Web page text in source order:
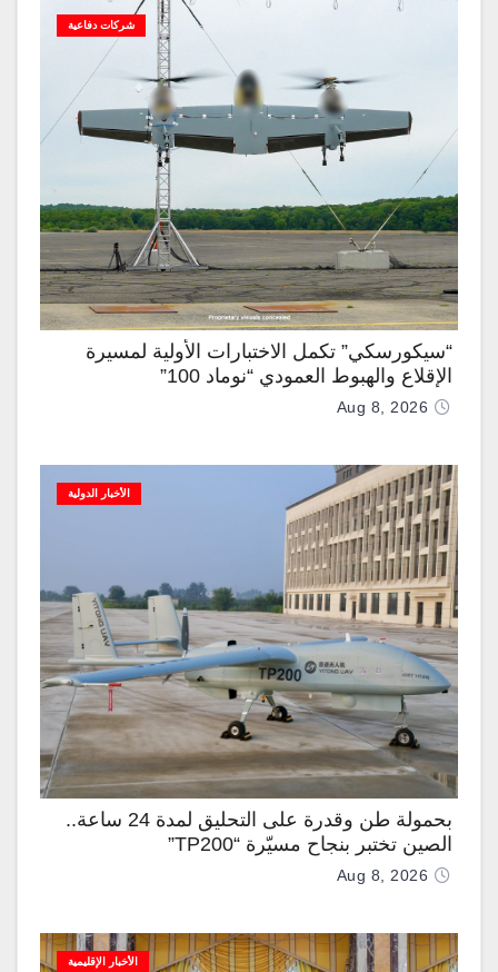
شركات دفاعية
“سيكورسكي” تكمل الاختبارات الأولية لمسيرة
الإقلاع والهبوط العمودي “نوماد 100”
Aug 8, 2026
الأخبار الدولية
بحمولة طن وقدرة على التحليق لمدة 24 ساعة..
الصين تختبر بنجاح مسيّرة “TP200”
Aug 8, 2026
الأخبار الإقليمية